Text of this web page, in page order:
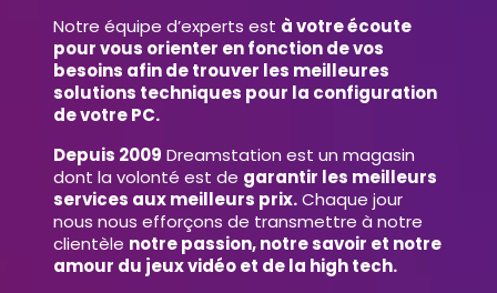
Notre équipe d’experts est à votre écoute
pour vous orienter en fonction de vos
besoins afin de trouver les meilleures
solutions techniques pour la configuration
de votre PC.
Depuis 2009 Dreamstation est un magasin
dont la volonté est de garantir les meilleurs
services aux meilleurs prix.Chaque jour
nous nous efforçons de transmettre à notre
clientèle notre passion, notre savoir et notre
amour du jeux vidéo et de la high tech.